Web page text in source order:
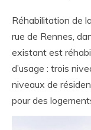
Réhabilitation de
rue de Rennes,
existant est
d’usage : trois
niveaux de
pour des